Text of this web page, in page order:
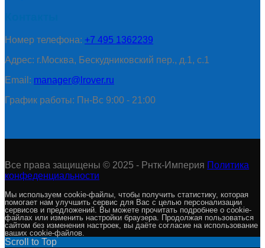
Номер телефона: +7 495 1362239
Адрес: г.Москва, Бескудниковский пер., д.1, с.1
Email: manager@lrover.ru
График работы: Пн-Вс 9:00 - 21:00
Все права защищены © 2025 - Рнтк-Империя Политика
конфеденциальности
Мы используем cookie-файлы, чтобы получить статистику, которая
помогает нам улучшить сервис для Вас с целью персонализации
сервисов и предложений. Вы можете прочитать подробнее о cookie-
файлах или изменить настройки браузера. Продолжая пользоваться
сайтом без изменения настроек, вы даёте согласие на использование
ваших cookie-файлов.
Scroll to Top